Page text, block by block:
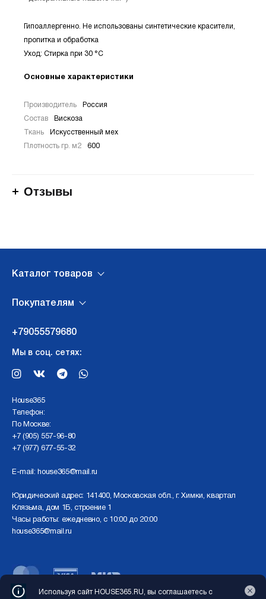
Гипоаллергенно. Не использованы синтетические красители,
пропитка и обработка
Уход: Стирка при 30 °С
Основные характеристики
Производитель Россия
Состав Вискоза
Ткань Искусственный мех
Плотность гр. м2 600
Отзывы
Каталог товаров
Покупателям
+79055579680
Мы в соц. сетях:
Нouse365
Телефон:
По Москве:
+7 (905) 557-96-80
+7 (977) 677-55-32
E-mail: house365@mail.ru
Юридический адрес: 141400, Московская обл., г. Химки, квартал
Клязьма, дом 1Б, строение 1
Часы работы: ежедневно, с 10:00 до 20:00
house365@mail.ru
Перед использованием сайта отключите VPN
Используя сайт HOUSE365.RU, вы соглашаетесь с